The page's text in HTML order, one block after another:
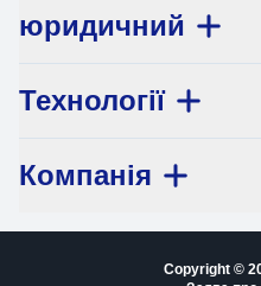
юридичний
Технології
Компанія
Copyright ©